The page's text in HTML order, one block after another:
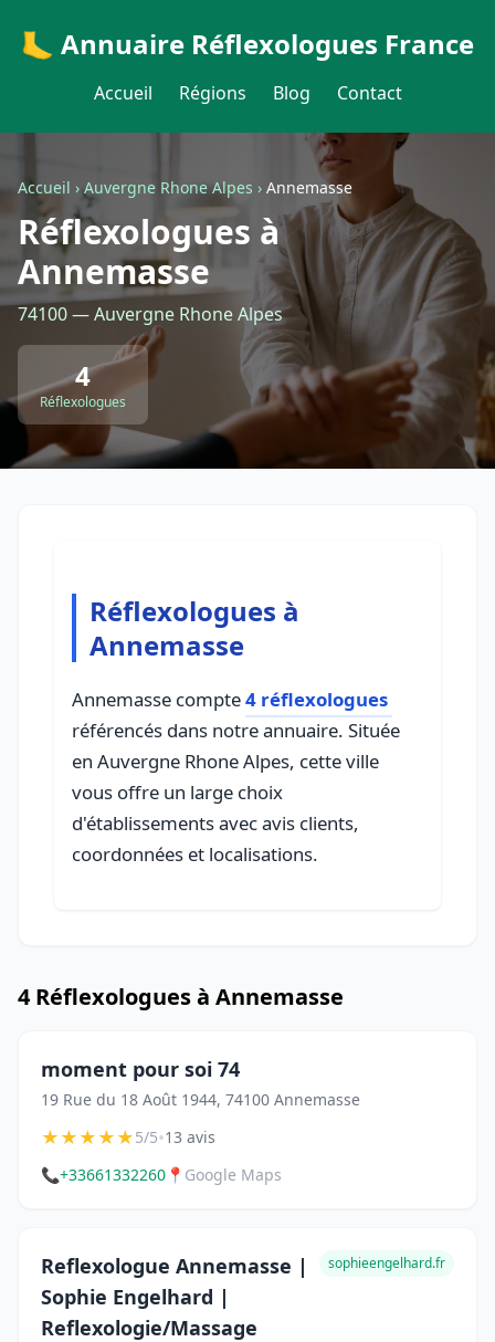
🦶 Annuaire Réflexologues France
Accueil Régions Blog Contact
Accueil ›Auvergne Rhone Alpes › Annemasse
Réflexologues à
Annemasse
74100 — Auvergne Rhone Alpes
4
Réflexologues
Réflexologues à
Annemasse
Annemasse compte4 réflexologues
référencés dans notre annuaire. Située
en Auvergne Rhone Alpes, cette ville
vous offre un large choix
d'établissements avec avis clients,
coordonnées et localisations.
4 Réflexologues à Annemasse
moment pour soi 74
19 Rue du 18 Août 1944, 74100 Annemasse
★★★★★5/5•13 avis
📞+33661332260 📍 Google Maps
Reflexologue Annemasse |
Sophie Engelhard |
Reflexologie/Massage
sophieengelhard.fr